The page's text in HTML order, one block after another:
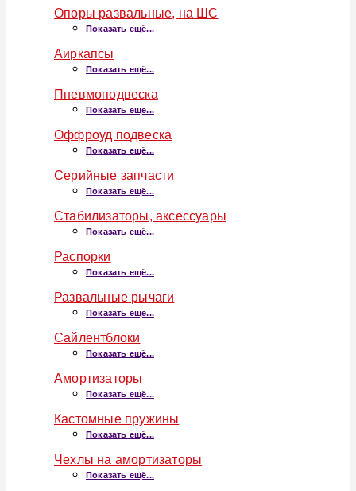
Опоры развальные, на ШС
Показать ещё...
Аиркапсы
Показать ещё...
Пневмоподвеска
Показать ещё...
Оффроуд подвеска
Показать ещё...
Серийные запчасти
Показать ещё...
Стабилизаторы, аксессуары
Показать ещё...
Распорки
Показать ещё...
Развальные рычаги
Показать ещё...
Сайлентблоки
Показать ещё...
Амортизаторы
Показать ещё...
Кастомные пружины
Показать ещё...
Чехлы на амортизаторы
Показать ещё...